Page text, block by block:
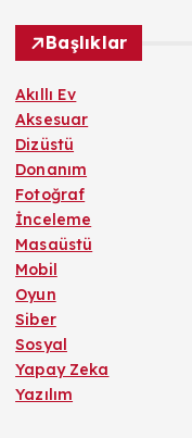
Başlıklar
Akıllı Ev
Aksesuar
Dizüstü
Donanım
Fotoğraf
İnceleme
Masaüstü
Mobil
Oyun
Siber
Sosyal
Yapay Zeka
Yazılım